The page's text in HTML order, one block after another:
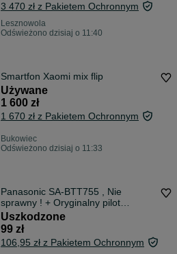
3 470 zł z Pakietem Ochronnym
Lesznowola
Odświeżono dzisiaj o 11:40
Smartfon Xaomi mix flip
Używane
1 600 zł
1 670 zł z Pakietem Ochronnym
Bukowiec
Odświeżono dzisiaj o 11:33
Panasonic SA-BTT755 , Nie
sprawny ! + Oryginalny pilot
N2QAKB 000090
Uszkodzone
99 zł
106,95 zł z Pakietem Ochronnym